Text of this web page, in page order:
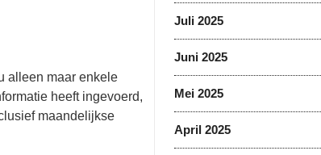
alleen maar enkele
heeft ingevoerd,
maandelijkse
Juli 2025
Juni 2025
Mei 2025
April 2025